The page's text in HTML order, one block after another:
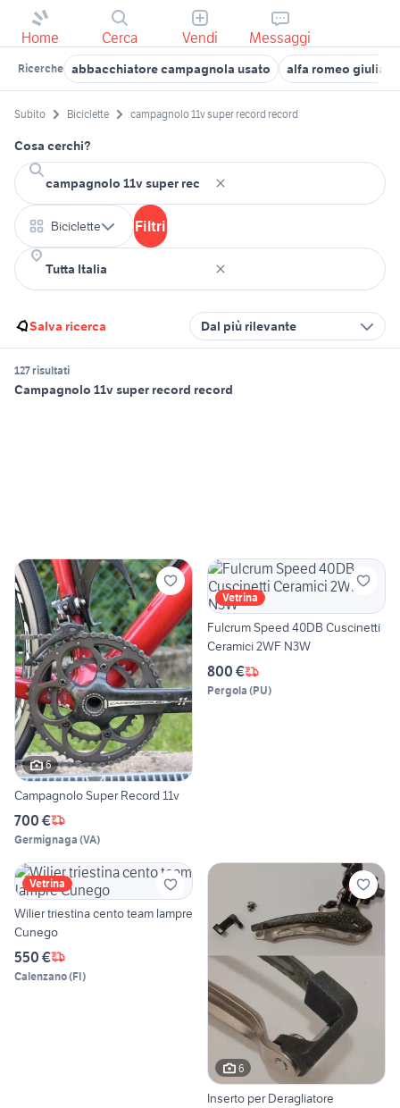
Home Cerca Vendi Messaggi
Ricerche abbacchiatore campagnola usato alfa romeo giulia
Subito Biciclette campagnolo 11v super record record
Cosa cerchi?
Biciclette Filtri
Salva ricerca Dal più rilevante
127 risultati
Campagnolo 11v super record record
6
Campagnolo Super Record 11v
700 €
Germignaga (VA)
Vetrina
Fulcrum Speed 40DB Cuscinetti
Ceramici 2WF N3W
800 €
Pergola (PU)
Vetrina
Wilier triestina cento team lampre
Cunego
550 €
Calenzano(FI)
6
Inserto per Deragliatore